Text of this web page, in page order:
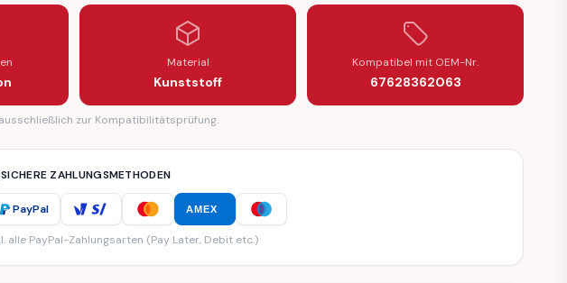
Material
Kunststoff
Kompatibel mit OEM-Nr.
67628362063
zur Kompatibilitätsprüfung.
SICHERE ZAHLUNGSMETHODEN
PayPal AMEX
alle PayPal-Zahlungsarten (Pay Later, Debit etc.)